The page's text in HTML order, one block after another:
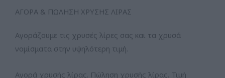
ΑΓΟΡΑ & ΠΩΛΗΣΗ ΧΡΥΣΗΣ ΛΙΡΑΣ
Αγοράζουμε τις χρυσές λίρες σας και τα χρυσά
νομίσματα στην υψηλότερη τιμή.
Αγορά χρυσής λίρας. Πώληση χρυσής λίρας. Τιμή